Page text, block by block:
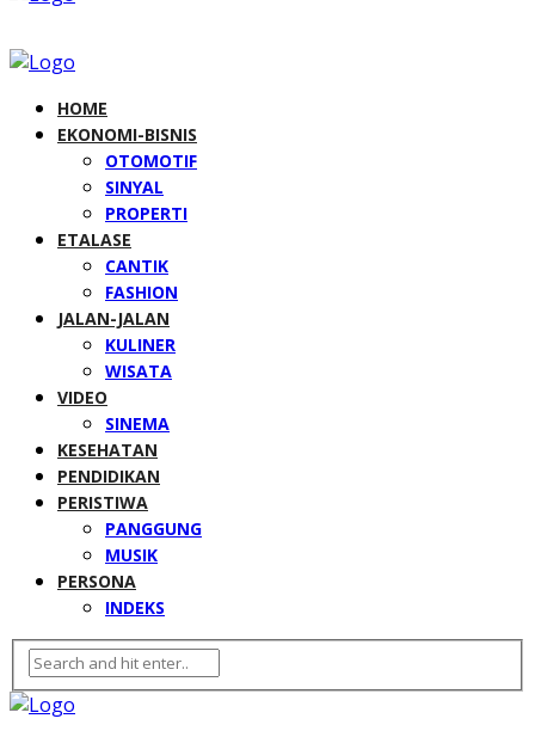
HOME
EKONOMI-BISNIS
OTOMOTIF
SINYAL
PROPERTI
ETALASE
CANTIK
FASHION
JALAN-JALAN
KULINER
WISATA
VIDEO
SINEMA
KESEHATAN
PENDIDIKAN
PERISTIWA
PANGGUNG
MUSIK
PERSONA
INDEKS